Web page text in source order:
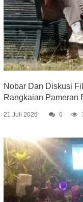
Nobar Dan Diskusi
Rangkaian Pameran
21 Juli 2026 0